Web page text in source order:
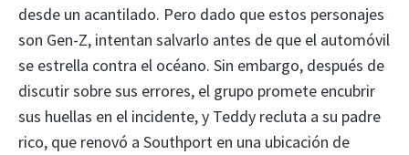
desde un acantilado. Pero dado que estos personajes
son Gen-Z, intentan salvarlo antes de que el automóvil
se estrella contra el océano. Sin embargo, después de
discutir sobre sus errores, el grupo promete encubrir
sus huellas en el incidente, y Teddy recluta a su padre
rico, que renovó a Southport en una ubicación de